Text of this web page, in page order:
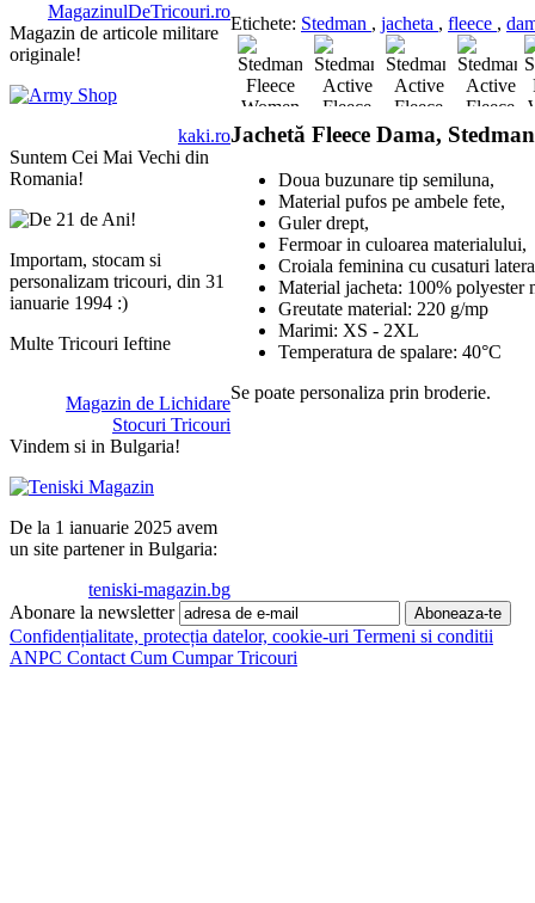
MagazinulDeTricouri.ro
Magazin de articole militare
originale!
kaki.ro
Suntem Cei Mai Vechi din
Romania!
Importam, stocam si
personalizam tricouri, din 31
ianuarie 1994 :)
Multe Tricouri Ieftine
Magazin de Lichidare
Stocuri Tricouri
Vindem si in Bulgaria!
De la 1 ianuarie 2025 avem
un site partener in Bulgaria:
teniski-magazin.bg
Etichete: Stedman , jacheta , fleece ,
Jachetă Fleece Dama, Stedman
Doua buzunare tip semiluna,
Material pufos pe ambele fete,
Guler drept,
Fermoar in culoarea materialului,
Croiala feminina cu cusaturi
Material jacheta: 100% polyester
Greutate material: 220 g/mp
Marimi: XS - 2XL
Temperatura de spalare: 40°C
Se poate personaliza prin broderie.
Abonare la newsletter
Confidențialitate, protecția datelor, cookie-uri Termeni si conditii
ANPC Contact Cum Cumpar Tricouri